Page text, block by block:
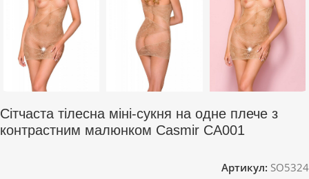
Сітчаста тілесна міні-сукня на одне плече з
контрастним малюнком Casmir CA001
Артикул: SO5324